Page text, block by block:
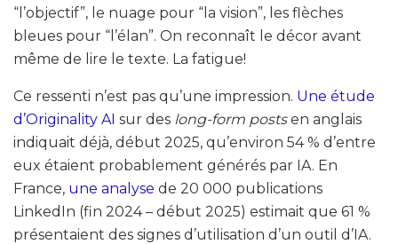
“l’objectif”, le nuage pour “la vision”, les flèches
bleues pour “l’élan”. On reconnaît le décor avant
même de lire le texte. La fatigue!
Ce ressenti n’est pas qu’une impression. Une étude
d’Originality AI sur des long-form postsen anglais
indiquait déjà, début 2025, qu’environ 54 % d’entre
eux étaient probablement générés par IA. En
France, une analyse de 20 000 publications
LinkedIn (fin 2024 – début 2025) estimait que 61 %
présentaient des signes d’utilisation d’un outil d’IA.